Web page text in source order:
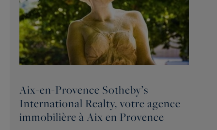
Aix-en-Provence Sotheby’s
International Realty, votre agence
immobilière à Aix en Provence